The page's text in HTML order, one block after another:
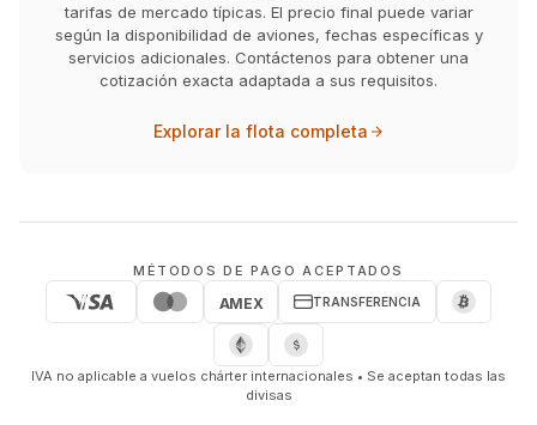
tarifas de mercado típicas. El precio final puede variar
según la disponibilidad de aviones, fechas específicas y
servicios adicionales. Contáctenos para obtener una
cotización exacta adaptada a sus requisitos.
Explorar la flota completa
MÉTODOS DE PAGO ACEPTADOS
AMEX TRANSFERENCIA
IVA no aplicable a vuelos chárter internacionales • Se aceptan todas las
divisas